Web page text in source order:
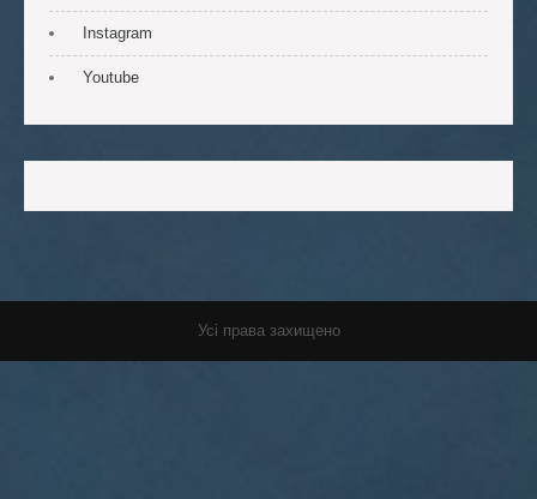
Instagram
Youtube
Усі права захищено